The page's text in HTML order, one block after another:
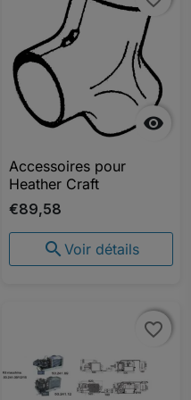

Accessoires pour
Heather Craft
€89,58
 Voir détails
favorite_border
favorite_border